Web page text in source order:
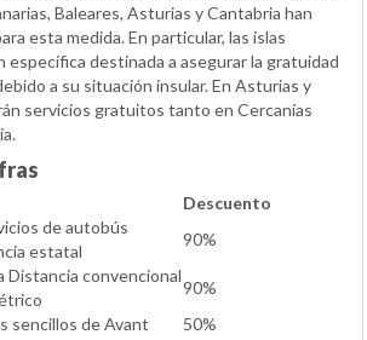
Baleares, Asturias y Cantabria han
esta medida. En particular, las islas
específica destinada a asegurar la gratuidad
a su situación insular. En Asturias y
servicios gratuitos tanto en Cercanías
Descuento
de autobús
estatal
90%
Distancia convencional
90%
sencillos de Avant
50%